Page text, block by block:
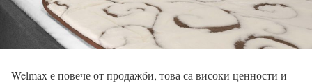
Welmax е повече от продажби, това са високи ценности и